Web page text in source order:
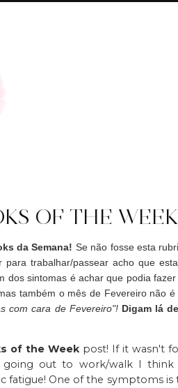
OF THE
da Semana! Se não fosse esta
trabalhar/passear acho que
dos sintomas é achar que podia
também o mês de Fevereiro não
com cara de Fevereiro"! Digam lá
of the Weekpost! If it wasn't
out to work/walk I
fatigue! One of the symptoms